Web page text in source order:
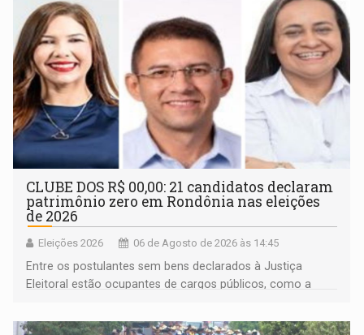
CLUBE DOS R$ 00,00: 21 candidatos declaram
patrimônio zero em Rondônia nas eleições
de 2026
Eleições 2026 06 de Agosto de 2026 às 14:45
Entre os postulantes sem bens declarados à Justiça
Eleitoral estão ocupantes de cargos públicos, como a
Pedro Geovar (PP) e a vice-prefeita Magna dos Anjos